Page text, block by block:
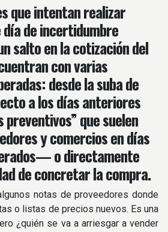
que intentan realizar
de incertidumbre
salto en la cotización del
con varias
desde la suba de
a los días anteriores
que suelen
y comercios en días
o directamente
de concretar la compra.
notas de proveedores donde
o listas de precios nuevos. Es una
¿quién se va a arriesgar a vender